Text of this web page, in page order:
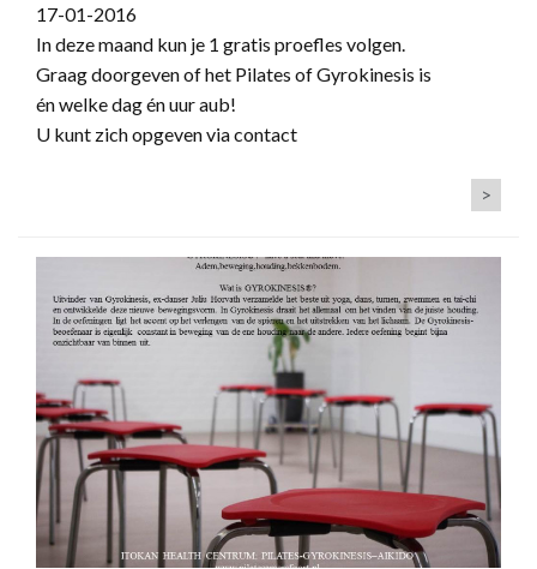
17-01-2016
In deze maand kun je 1 gratis proefles volgen.
Graag doorgeven of het Pilates of Gyrokinesis is
én welke dag én uur aub!
U kunt zich opgeven via contact
>